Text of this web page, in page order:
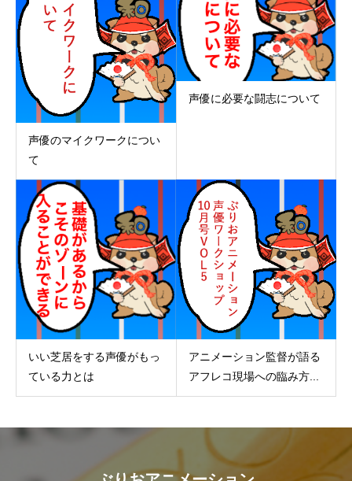
声優のマイクワークについ
て
声優に必要な闘志について
いい芝居をする声優がもっ
ている力とは
アニメーション監督が語る
アフレコ現場への臨み方...